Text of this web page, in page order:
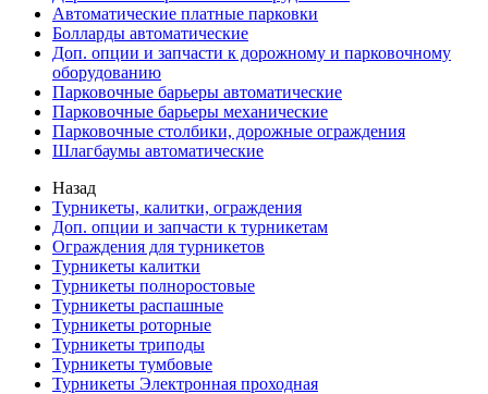
Автоматические платные парковки
Болларды автоматические
Доп. опции и запчасти к дорожному и парковочному
оборудованию
Парковочные барьеры автоматические
Парковочные барьеры механические
Парковочные столбики, дорожные ограждения
Шлагбаумы автоматические
Назад
Турникеты, калитки, ограждения
Доп. опции и запчасти к турникетам
Ограждения для турникетов
Турникеты калитки
Турникеты полноростовые
Турникеты распашные
Турникеты роторные
Турникеты триподы
Турникеты тумбовые
Турникеты Электронная проходная